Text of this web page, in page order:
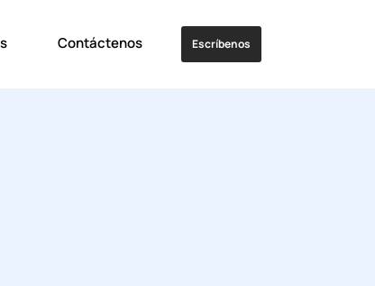
Contáctenos Escríbenos